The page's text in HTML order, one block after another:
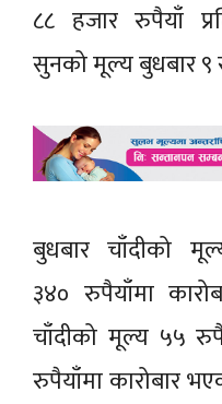
८८ हजार रुपैयाँ
सुनको मूल्य बुधबार ९
बुधबार चाँदीको
३४० रुपैयाँमा
चाँदीको मूल्य ५५
रुपैयाँमा कारोबार